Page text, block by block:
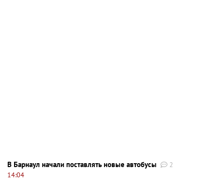
В Барнаул начали поставлять новые автобусы
2
14:04